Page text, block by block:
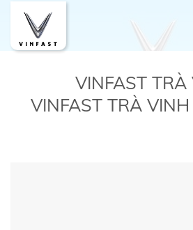
content
VINFAST
VINFAST TRÀ